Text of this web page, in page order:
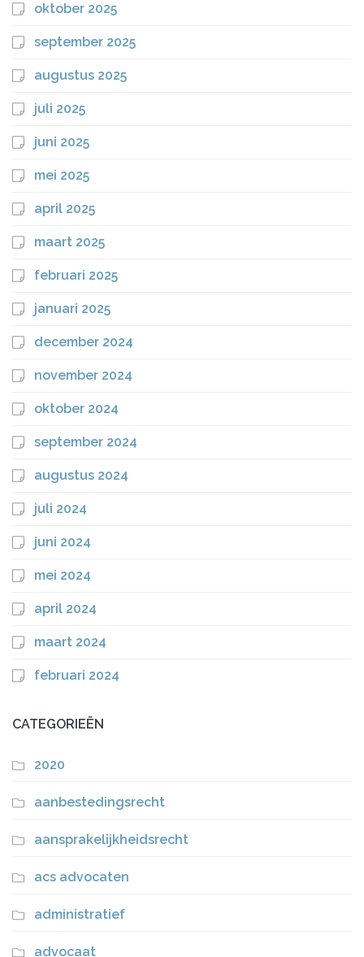
oktober 2025
september 2025
augustus 2025
juli 2025
juni 2025
mei 2025
april 2025
maart 2025
februari 2025
januari 2025
december 2024
november 2024
oktober 2024
september 2024
augustus 2024
juli 2024
juni 2024
mei 2024
april 2024
maart 2024
februari 2024
CATEGORIEËN
2020
aanbestedingsrecht
aansprakelijkheidsrecht
acs advocaten
administratief
advocaat